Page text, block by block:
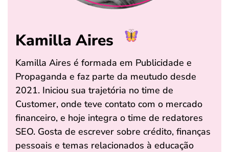
Kamilla Aires
Kamilla Aires é formada em Publicidade e
Propaganda e faz parte da meutudo desde
2021. Iniciou sua trajetória no time de
Customer, onde teve contato com o mercado
financeiro, e hoje integra o time de redatores
SEO. Gosta de escrever sobre crédito, finanças
pessoais e temas relacionados à educação